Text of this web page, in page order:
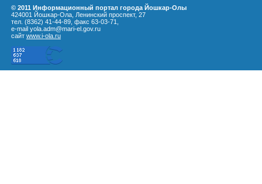
© 2011 Информационный портал города Йошкар-Олы
424001 Йошкар-Ола, Ленинский проспект, 27
тел. (8362) 41-44-89, факс 63-03-71,
e-mail yola.adm@mari-el.gov.ru
сайт www.i-ola.ru